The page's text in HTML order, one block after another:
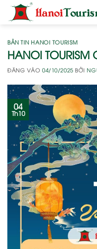
qua
dungBẢN TIN HANOI TOURISM
HANOI TOURISM
ĐĂNG VÀO04/10/2025 BỞI
04
Th10